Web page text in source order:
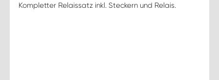
Kompletter Relaissatz inkl. Steckern und Relais.